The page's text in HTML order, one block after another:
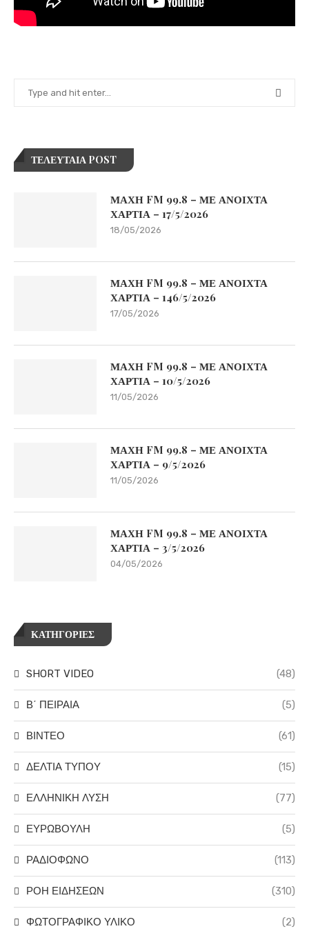
ΤΕΛΕΥΤΑΙΑ POST
ΜΑΧΗ FM 99.8 – ΜΕ ΑΝΟΙΧΤΑ
ΧΑΡΤΙΑ – 17/5/2026
18/05/2026
ΜΑΧΗ FM 99.8 – ΜΕ ΑΝΟΙΧΤΑ
ΧΑΡΤΙΑ – 146/5/2026
17/05/2026
ΜΑΧΗ FM 99.8 – ΜΕ ΑΝΟΙΧΤΑ
ΧΑΡΤΙΑ – 10/5/2026
11/05/2026
ΜΑΧΗ FM 99.8 – ΜΕ ΑΝΟΙΧΤΑ
ΧΑΡΤΙΑ – 9/5/2026
11/05/2026
ΜΑΧΗ FM 99.8 – ΜΕ ΑΝΟΙΧΤΑ
ΧΑΡΤΙΑ – 3/5/2026
04/05/2026
ΚΑΤΗΓΟΡΙΕΣ
SHORT VIDEO (48)
Β΄ ΠΕΙΡΑΙΑ (5)
ΒΙΝΤΕΟ (61)
ΔΕΛΤΙΑ ΤΥΠΟΥ (15)
ΕΛΛΗΝΙΚΗ ΛΥΣΗ (77)
ΕΥΡΩΒΟΥΛΗ (5)
ΡΑΔΙΟΦΩΝΟ (113)
ΡΟΗ ΕΙΔΗΣΕΩΝ (310)
ΦΩΤΟΓΡΑΦΙΚΟ ΥΛΙΚΟ (2)